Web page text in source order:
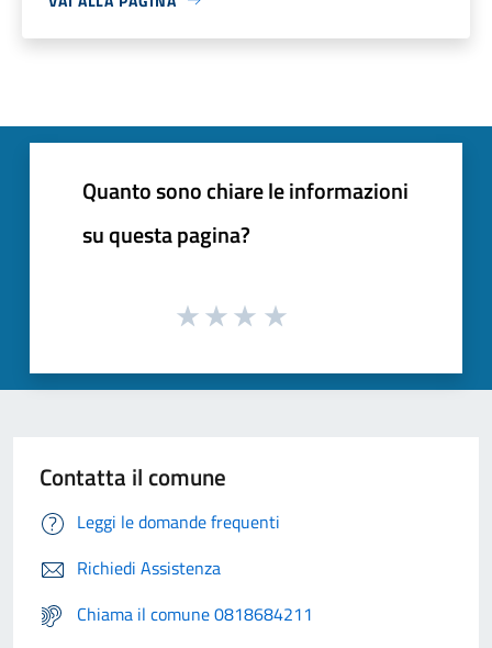
Quanto sono chiare le informazioni
su questa pagina?
Contatta il comune
Leggi le domande frequenti
Richiedi Assistenza
Chiama il comune 0818684211